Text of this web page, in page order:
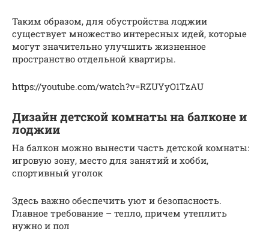
Таким образом, для обустройства лоджии
существует множество интересных идей, которые
могут значительно улучшить жизненное
пространство отдельной квартиры.
https://youtube.com/watch?v=RZUYyO1TzAU
Дизайн детской комнаты на балконе и
лоджии
На балкон можно вынести часть детской комнаты:
игровую зону, место для занятий и хобби,
спортивный уголок
Здесь важно обеспечить уют и безопасность.
Главное требование – тепло, причем утеплить
нужно и пол